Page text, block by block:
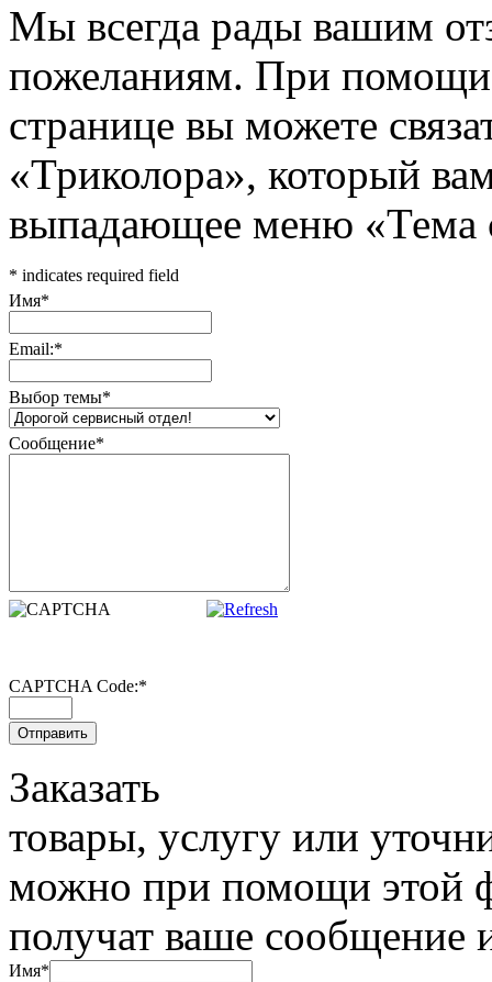
Мы всегда рады вашим
пожеланиям. При
странице вы можете
«Триколора», который
выпадающее меню «Тема
* indicates required field
Имя*
Email:*
Выбор темы*
Сообщение*
CAPTCHA Code:*
Заказать
товары, услугу или
можно при помощи этой
получат ваше сообщение
Имя*